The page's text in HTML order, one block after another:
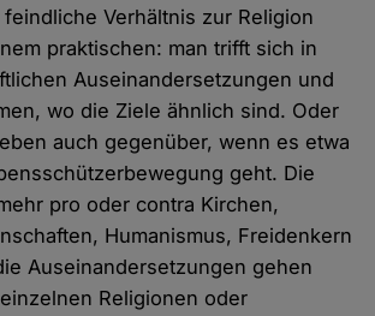
Verhältnis zur Religion
praktischen: man trifft sich in
Auseinandersetzungen und
wo die Ziele ähnlich sind. Oder
auch gegenüber, wenn es etwa
geht. Die
pro oder contra Kirchen,
Humanismus, Freidenkern
Auseinandersetzungen gehen
Religionen oder